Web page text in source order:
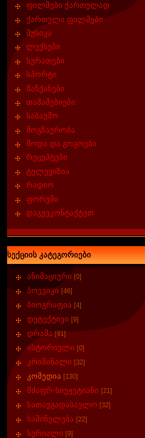
ფილმები ქართულად
ქართული ფილმები
მუსიკა
ლექსები
სურათები
სპორტი
მანქანები
თამაშებიები
საბავშო
მოგზაურობა
მოდა და გოგოები
რეცეპტები
ტელევიზია
რადიო
ფორუმი
დაგვეკონტაქტეთ
სექციის კატეგორიები
ანიმაციური [0]
ბოევიკი [46]
ბიოგრაფია [4]
დეტექტივი [9]
დრამა [91]
ისტორიული [0]
კრიმინალი [32]
კომედია [130]
მძაფრ-სიუჟეტიანი [21]
სათავგადასავლო [32]
საშინელება [22]
სერიალი [9]